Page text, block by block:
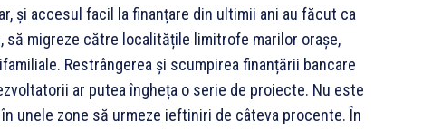
și accesul facil la finanțare din ultimii ani au făcut ca
să migreze către localitățile limitrofe marilor orașe,
Restrângerea și scumpirea finanțării bancare
ar putea îngheța o serie de proiecte. Nu este
unele zone să urmeze ieftiniri de câteva procente. În